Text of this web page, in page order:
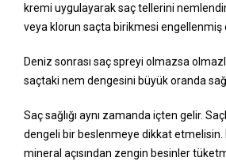
kremi uygulayarak saç tellerini
veya klorun saçta birikmesi engellenmiş
Deniz sonrası saç spreyi olmazsa
saçtaki nem dengesini büyük oranda
Saç sağlığı aynı zamanda içten gelir.
dengeli bir beslenmeye dikkat
mineral açısından zengin besinler